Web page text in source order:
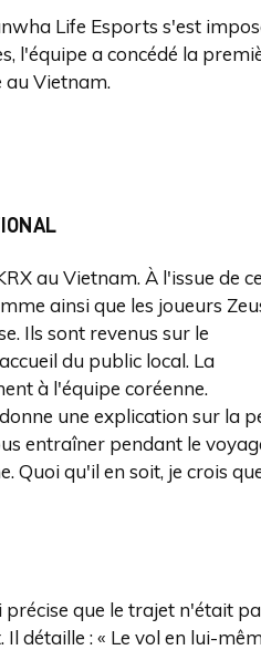
Life Esports s'est
l'équipe a concédé la
Vietnam.
au Vietnam. À l'issue de
ainsi que les joueurs
Ils sont revenus sur le
du public local. La
à l'équipe coréenne.
une explication sur la
entraîner pendant le
Quoi qu'il en soit, je crois
que le trajet n'était
détaille : « Le vol en lui-